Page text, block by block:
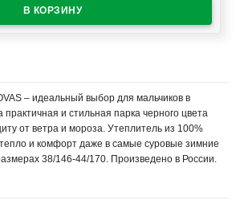
– идеальный выбор для мальчиков в
и стильная парка черного цвета
от ветра и мороза. Утеплитель из 100%
и комфорт даже в самые суровые зимние
38/146-44/170. Произведено в России.